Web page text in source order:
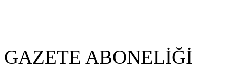
GAZETE ABONELİĞİ